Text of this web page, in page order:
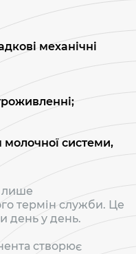
механічні
системи,
лише
термін служби. Це
день у день.
створює